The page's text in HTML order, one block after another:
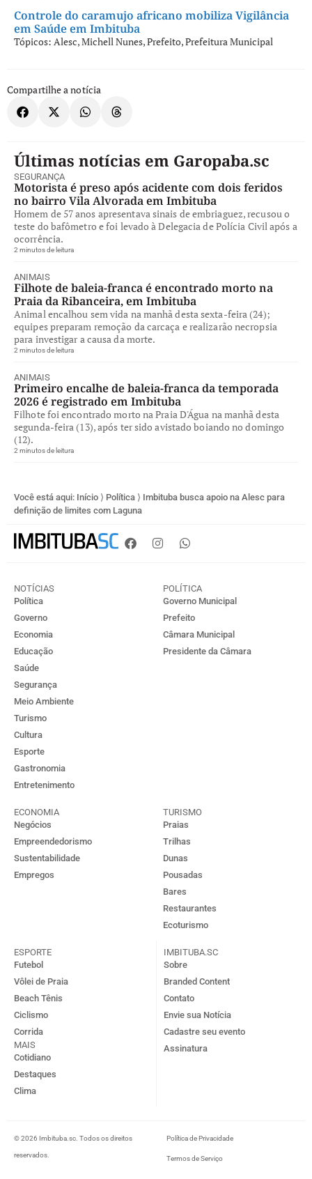
Controle do caramujo africano mobiliza Vigilância
em Saúde em Imbituba
Tópicos: Alesc,Michell Nunes,Prefeito,Prefeitura Municipal
Compartilhe a notícia
Últimas notícias em Garopaba.sc
SEGURANÇA
Motorista é preso após acidente com dois feridos
no bairro Vila Alvorada em Imbituba
Homem de 57 anos apresentava sinais de embriaguez, recusou o
teste do bafômetro e foi levado à Delegacia de Polícia Civil após a
ocorrência.
2 minutos de leitura
ANIMAIS
Filhote de baleia-franca é encontrado morto na
Praia da Ribanceira, em Imbituba
Animal encalhou sem vida na manhã desta sexta-feira (24);
equipes preparam remoção da carcaça e realizarão necropsia
para investigar a causa da morte.
2 minutos de leitura
ANIMAIS
Primeiro encalhe de baleia-franca da temporada
2026 é registrado em Imbituba
Filhote foi encontrado morto na Praia D'Água na manhã desta
segunda-feira (13), após ter sido avistado boiando no domingo
(12).
2 minutos de leitura
Você está aqui: Início ⟩ Política ⟩ Imbituba busca apoio na Alesc para
definição de limites com Laguna
NOTÍCIAS
Política
Governo
Economia
Educação
Saúde
Segurança
Meio Ambiente
Turismo
Cultura
Esporte
Gastronomia
Entretenimento
POLÍTICA
Governo Municipal
Prefeito
Câmara Municipal
Presidente da Câmara
ECONOMIA
Negócios
Empreendedorismo
Sustentabilidade
Empregos
TURISMO
Praias
Trilhas
Dunas
Pousadas
Bares
Restaurantes
Ecoturismo
ESPORTE
Futebol
Vôlei de Praia
Beach Tênis
Ciclismo
Corrida
MAIS
Cotidiano
Destaques
Clima
IMBITUBA.SC
Sobre
Branded Content
Contato
Envie sua Notícia
Cadastre seu evento
Assinatura
© 2026 Imbituba.sc. Todos os direitos
reservados.
Política de Privacidade
Termos de Serviço